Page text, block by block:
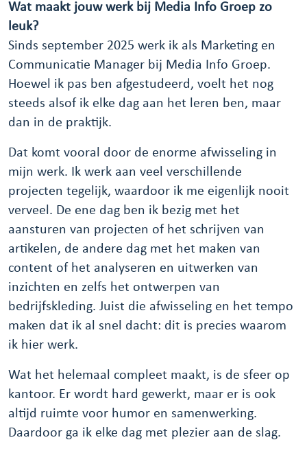
Wat maakt jouw werk bij Media Info Groep zo
leuk?
Sinds september 2025 werk ik als Marketing en
Communicatie Manager bij Media Info Groep.
Hoewel ik pas ben afgestudeerd, voelt het nog
steeds alsof ik elke dag aan het leren ben, maar
dan in de praktijk.
Dat komt vooral door de enorme afwisseling in
mijn werk. Ik werk aan veel verschillende
projecten tegelijk, waardoor ik me eigenlijk nooit
verveel. De ene dag ben ik bezig met het
aansturen van projecten of het schrijven van
artikelen, de andere dag met het maken van
content of het analyseren en uitwerken van
inzichten en zelfs het ontwerpen van
bedrijfskleding. Juist die afwisseling en het tempo
maken dat ik al snel dacht: dit is precies waarom
ik hier werk.
Wat het helemaal compleet maakt, is de sfeer op
kantoor. Er wordt hard gewerkt, maar er is ook
altijd ruimte voor humor en samenwerking.
Daardoor ga ik elke dag met plezier aan de slag.